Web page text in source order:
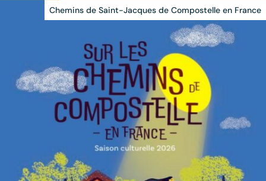
Chemins de Saint-Jacques de Compostelle en France